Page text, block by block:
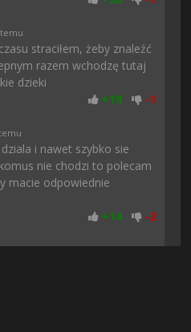
straciłem, żeby znaleźć
razem wchodzę tutaj
dzieki
+19 -1
i nawet szybko sie
nie chodzi to polecam
macie odpowiednie
+14 -2